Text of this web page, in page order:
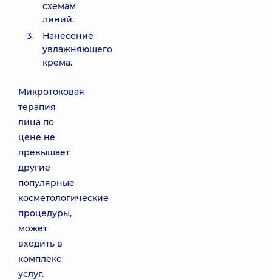
схемам
линий.
Нанесение
увлажняющего
крема.
Микротоковая
терапия
лица по
цене не
превышает
другие
популярные
косметологические
процедуры,
может
входить в
комплекс
услуг.